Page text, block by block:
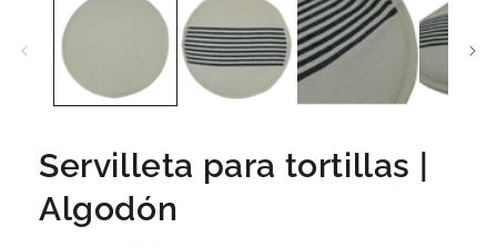
Servilleta para tortillas |
Algodón